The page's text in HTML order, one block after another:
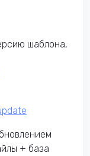
шаблона,
+ база